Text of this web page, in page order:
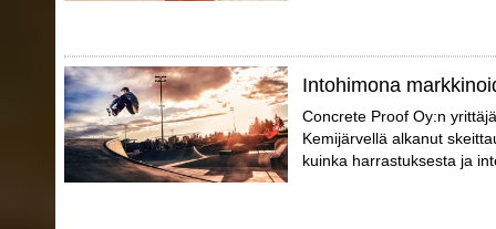
Intohimona
Concrete Proof Oy:n
Kemijärvellä alkanut
kuinka harrastuksesta ja